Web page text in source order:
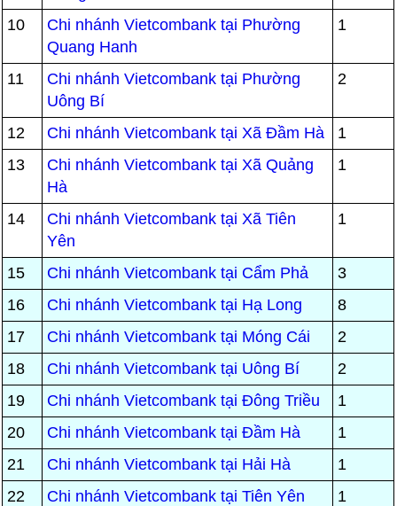
10
Chi nhánh Vietcombank tại Phường
Quang Hanh
1
11
Chi nhánh Vietcombank tại Phường
Uông Bí
2
12 Chi nhánh Vietcombank tại Xã Đầm Hà
1
13
Chi nhánh Vietcombank tại Xã Quảng
Hà
1
14
Chi nhánh Vietcombank tại Xã Tiên
Yên
1
15 Chi nhánh Vietcombank tại Cẩm Phả
3
16
Chi nhánh Vietcombank tại Hạ Long
8
17
Chi nhánh Vietcombank tại Móng Cái
2
18
Chi nhánh Vietcombank tại Uông Bí
2
19
Chi nhánh Vietcombank tại Đông Triều
1
20
Chi nhánh Vietcombank tại Đầm Hà
1
21
Chi nhánh Vietcombank tại Hải Hà
1
22
Chi nhánh Vietcombank tại Tiên Yên
1